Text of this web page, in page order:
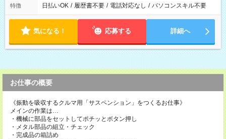
特徴 日払いOK / 履歴書不要 / 電話対応なし / パソコンスキル不要
気になる！ 応募する 詳細へ
お仕事の概要
《振動を吸収するクルマ用「サスペンション」をつくるお仕事》
メインの作業は…
・機械に部品をセットしてポチッとボタン押し
・メタル部品の組立・チェック
・完成品の箱詰め